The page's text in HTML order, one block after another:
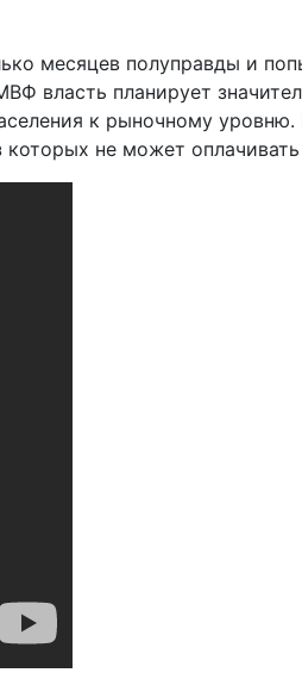
месяцев полуправды и
власть планирует
к рыночному
не может